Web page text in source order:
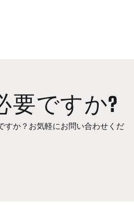
要ですか?
すか？お気軽にお問い合わせくだ